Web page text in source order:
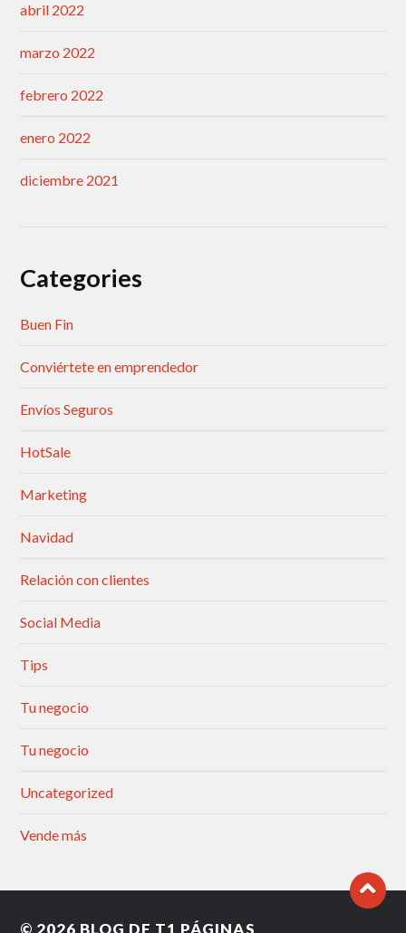
abril 2022
marzo 2022
febrero 2022
enero 2022
diciembre 2021
Categories
Buen Fin
Conviértete en emprendedor
Envíos Seguros
HotSale
Marketing
Navidad
Relación con clientes
Social Media
Tips
Tu negocio
Tu negocio
Uncategorized
Vende más
© 2026 BLOG DE T1 PÁGINAS